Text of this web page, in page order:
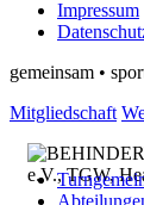
Impressum
gemeinsam •
Mitgliedschaft